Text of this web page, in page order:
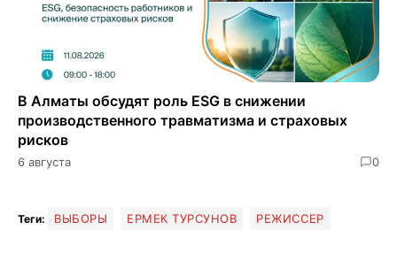
В Алматы обсудят роль ESG в снижении
производственного травматизма и страховых
рисков
6 августа 0
Теги: ВЫБОРЫ ЕРМЕК ТУРСУНОВ РЕЖИССЕР